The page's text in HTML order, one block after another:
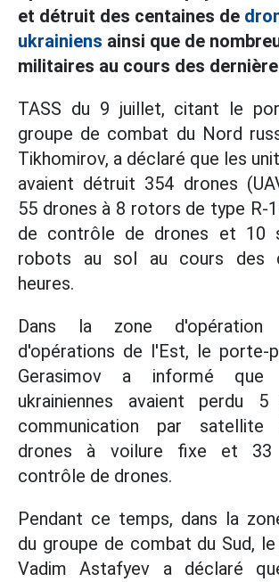
et détruit des centaines de
ukrainiens ainsi que de
militaires au cours des
TASS du 9 juillet, citant le
groupe de combat du Nord
Tikhomirov, a déclaré que les
avaient détruit 354 drones
55 drones à 8 rotors de type R-
de contrôle de drones et 10
robots au sol au cours des
heures.
Dans la zone d'opération
d'opérations de l'Est, le porte-
Gerasimov a informé
ukrainiennes avaient perdu
communication par satellite
drones à voilure fixe et 33
contrôle de drones.
Pendant ce temps, dans la
du groupe de combat du Sud,
Vadim Astafyev a déclaré